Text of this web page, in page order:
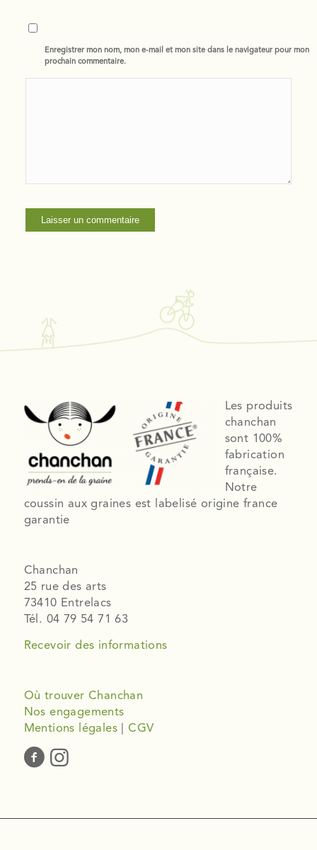
Enregistrer mon nom, mon e-mail et mon site dans le navigateur pour mon
prochain commentaire.
Les produits
chanchan
sont 100%
fabrication
française.
Notre
coussin aux graines est labelisé origine france
garantie
Chanchan
25 rue des arts
73410 Entrelacs
Tél. 04 79 54 71 63
Recevoir des informations
Où trouver Chanchan
Nos engagements
Mentions légales |CGV